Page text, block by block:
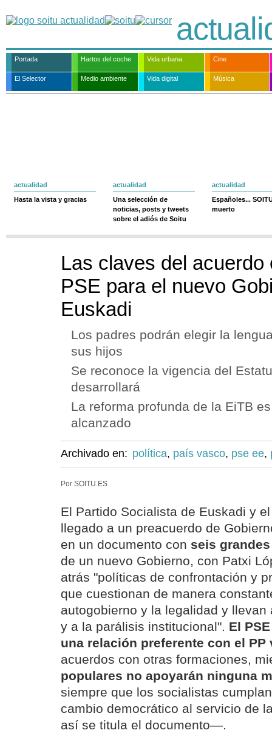
Portada Hartos del coche Vida urbana Cine
El Selector Medio ambiente Vida digital Música
actualidad
Hasta la vista y gracias
actualidad
Una selección de
noticias, posts y tweets
sobre el adiós de Soitu
actualidad
Españoles...
muerto
Las claves del acuerdo
PSE para el nuevo
Euskadi
Los padres podrán elegir la
sus hijos
Se reconoce la vigencia del
desarrollará
La reforma profunda de la EiTB
alcanzado
Archivado en: política, país vasco, pse ee,
Por SOITU.ES
El Partido Socialista de Euskadi y
llegado a un preacuerdo de
en un documento con seis
de un nuevo Gobierno, con Patxi
atrás "políticas de confrontación y
que cuestionan de manera
autogobierno y la legalidad y
y a la parálisis institucional". El
una relación preferente con el PP
acuerdos con otras formaciones,
populares no apoyarán ninguna
siempre que los socialistas
cambio democrático al servicio de
así se titula el documento—.